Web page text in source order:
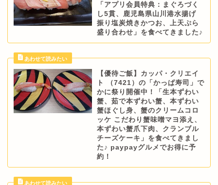
「アプリ会員特典：まぐろづく
し5貫、鹿児島県山川港水揚げ
振り塩炭焼きかつお、上天ぷら
盛り合わせ」を食べてきました♪
【優待ご飯】カッパ・クリエイ
ト （7421）の「かっぱ寿司」で
かに祭り開催中！「生本ずわい
蟹、茹で本ずわい蟹、本ずわい
蟹ほぐし身、蟹のクリームコロ
ッケ こだわり蟹味噌マヨ添え、
本ずわい蟹爪下肉、クランブル
チーズケーキ」を食べてきまし
た♪ paypayグルメでお得に予
約！